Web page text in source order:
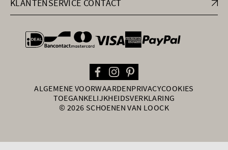
KLANTENSERVICE CONTACT
general.paymentOptions
ALGEMENE VOORWAARDENPRIVACYCOOKIES
TOEGANKELIJKHEIDSVERKLARING
© 2026 SCHOENEN VAN LOOCK